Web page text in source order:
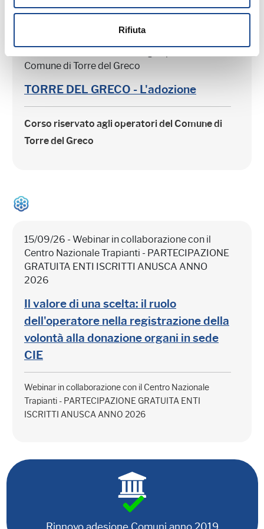
Rifiuta
Comune di Torre del Greco
TORRE DEL GRECO - L'adozione
Corso riservato agli operatori del Comune di
Torre del Greco
15/09/26 - Webinar in collaborazione con il
Centro Nazionale Trapianti - PARTECIPAZIONE
GRATUITA ENTI ISCRITTI ANUSCA ANNO
2026
Il valore di una scelta: il ruolo
dell'operatore nella registrazione della
volontà alla donazione organi in sede
CIE
Webinar in collaborazione con il Centro Nazionale
Trapianti - PARTECIPAZIONE GRATUITA ENTI
ISCRITTI ANUSCA ANNO 2026
Rinnovo adesione Comuni anno 2019